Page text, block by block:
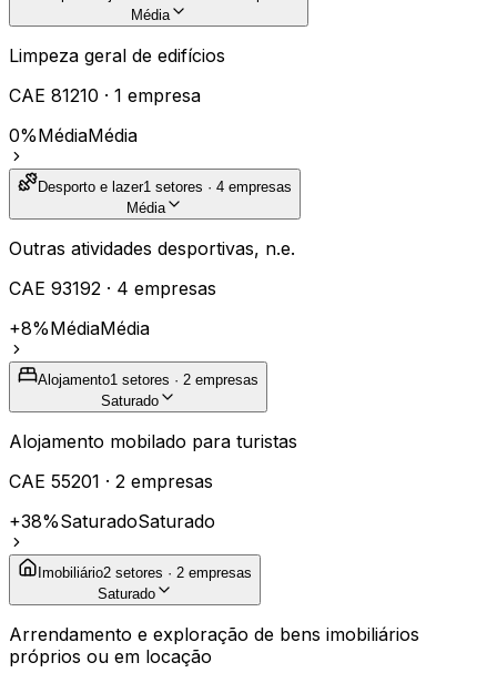
Média
Limpeza geral de edifícios
CAE 81210 · 1 empresa
0%MédiaMédia
Desporto e lazer1 setores · 4 empresas
Média
Outras atividades desportivas, n.e.
CAE 93192 · 4 empresas
+8%MédiaMédia
Alojamento1 setores · 2 empresas
Saturado
Alojamento mobilado para turistas
CAE 55201 · 2 empresas
+38%SaturadoSaturado
Imobiliário2 setores · 2 empresas
Saturado
Arrendamento e exploração de bens imobiliários
próprios ou em locação